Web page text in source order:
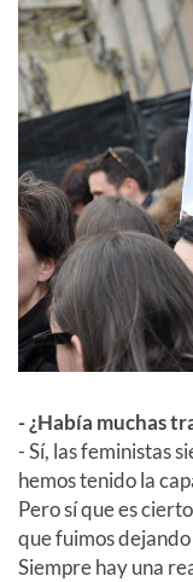
- ¿Había muchas
- Sí, las feministas
hemos tenido la
Pero sí que es
que fuimos
Siempre hay una